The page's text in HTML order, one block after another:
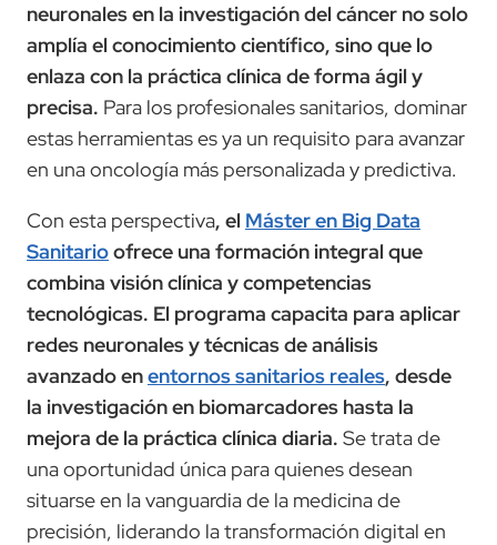
neuronales en la investigación del cáncer no solo
amplía el conocimiento científico, sino que lo
enlaza con la práctica clínica de forma ágil y
precisa. Para los profesionales sanitarios, dominar
estas herramientas es ya un requisito para avanzar
en una oncología más personalizada y predictiva.
Con esta perspectiva, el Máster en Big Data
Sanitarioofrece una formación integral que
combina visión clínica y competencias
tecnológicas. El programa capacita para aplicar
redes neuronales y técnicas de análisis
avanzado enentornos sanitarios reales, desde
la investigación en biomarcadores hasta la
mejora de la práctica clínica diaria. Se trata de
una oportunidad única para quienes desean
situarse en la vanguardia de la medicina de
precisión, liderando la transformación digital en